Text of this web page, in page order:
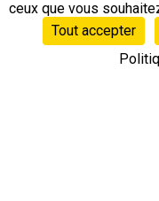
ceux que vous
Tout accepter